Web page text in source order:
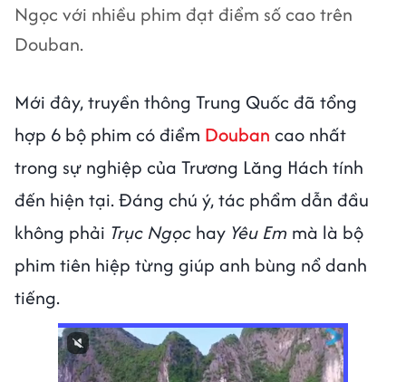
Ngọc với nhiều phim đạt điểm số cao trên
Douban.
Mới đây, truyền thông Trung Quốc đã tổng
hợp 6 bộ phim có điểm Douban cao nhất
trong sự nghiệp của Trương Lăng Hách tính
đến hiện tại. Đáng chú ý, tác phẩm dẫn đầu
không phải Trục Ngọc hay Yêu Em mà là bộ
phim tiên hiệp từng giúp anh bùng nổ danh
tiếng.